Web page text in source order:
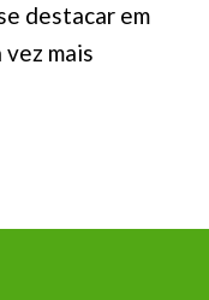
destacar em
mais